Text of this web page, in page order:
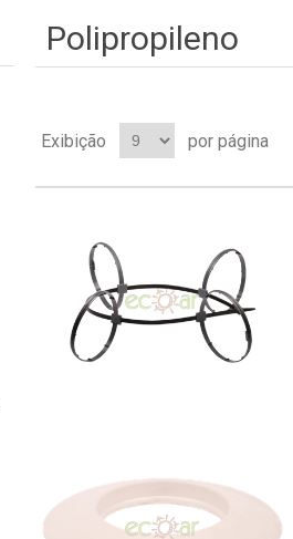
Polipropileno
Exibição por página